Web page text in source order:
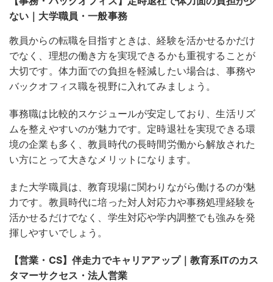
ない｜大学職員・一般事務
教員からの転職を目指すときは、経験を活かせるかだけ
でなく、理想の働き方を実現できるかも重視することが
大切です。体力面での負担を軽減したい場合は、事務や
バックオフィス職を視野に入れてみましょう。
事務職は比較的スケジュールが安定しており、生活リズ
ムを整えやすいのが魅力です。定時退社を実現できる環
境の企業も多く、教員時代の長時間労働から解放された
い方にとって大きなメリットになります。
また大学職員は、教育現場に関わりながら働けるのが魅
力です。教員時代に培った対人対応力や事務処理経験を
活かせるだけでなく、学生対応や学内調整でも強みを発
揮しやすいでしょう。
【営業・CS】伴走力でキャリアアップ｜教育系ITのカス
タマーサクセス・法人営業